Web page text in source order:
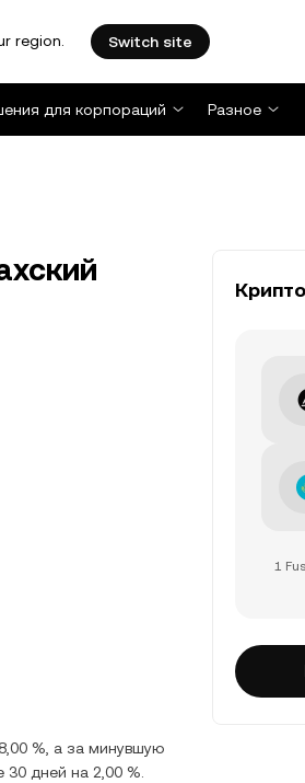
region. Switch site
для корпораций Разное
%, а за минувшую
дней на 2,00 %.
1